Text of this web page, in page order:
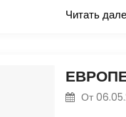
Читать
От